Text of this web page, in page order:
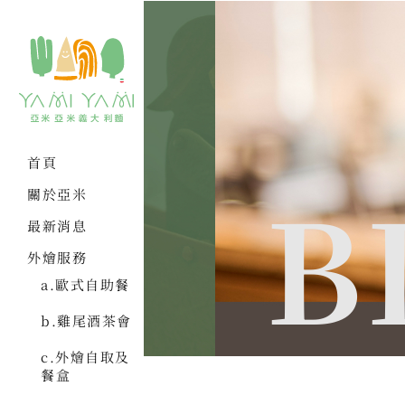
首頁
關於亞米
最新消息
外燴服務
a.歐式自助餐
b.雞尾酒茶會
c.外燴自取及
餐盒